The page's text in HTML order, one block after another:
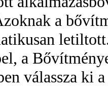
a
a
válassza ki